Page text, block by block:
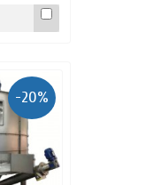
-20%